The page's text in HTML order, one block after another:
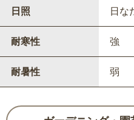
日照 日な
耐寒性 強
耐暑性 弱